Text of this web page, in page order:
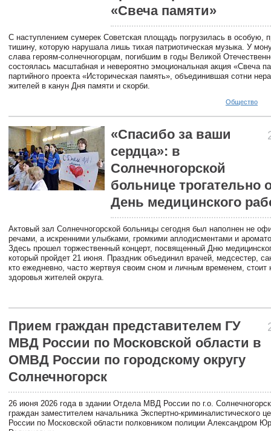
«Свеча памяти»
С наступлением сумерек Советская площадь погрузилась в особую,
тишину, которую нарушала лишь тихая патриотическая музыка. У
слава героям-солнечногорцам, погибшим в годы Великой
состоялась масштабная и невероятно эмоциональная акция «Свеча
партийного проекта «Историческая память», объединившая сотни
жителей в канун Дня памяти и скорби.
Общество
«Спасибо за ваши
сердца»: в
Солнечногорской
больнице трогательно
День медицинского
Актовый зал Солнечногорской больницы сегодня был наполнен не
речами, а искренними улыбками, громкими аплодисментами и
Здесь прошел торжественный концерт, посвященный Дню
который пройдет 21 июня. Праздник объединил врачей, медсестер,
кто ежедневно, часто жертвуя своим сном и личным временем, стоит
здоровья жителей округа.
Прием граждан представителем ГУ
МВД России по Московской области в
ОМВД России по городскому округу
Солнечногорск
26 июня 2026 года в здании Отдела МВД России по г.о.
граждан заместителем начальника Экспертно-криминалистического
России по Московской области полковником полиции Александром